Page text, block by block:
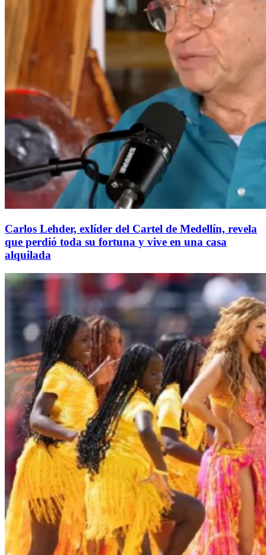
Carlos Lehder, exlíder del Cartel de Medellín, revela
que perdió toda su fortuna y vive en una casa
alquilada